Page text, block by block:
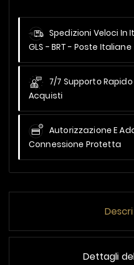
Spedizioni Veloci In
GLS - BRT - Poste Italiane
7/7 Supporto
Acquisti
Autorizzazione E
Connessione Protetta
Dettagli